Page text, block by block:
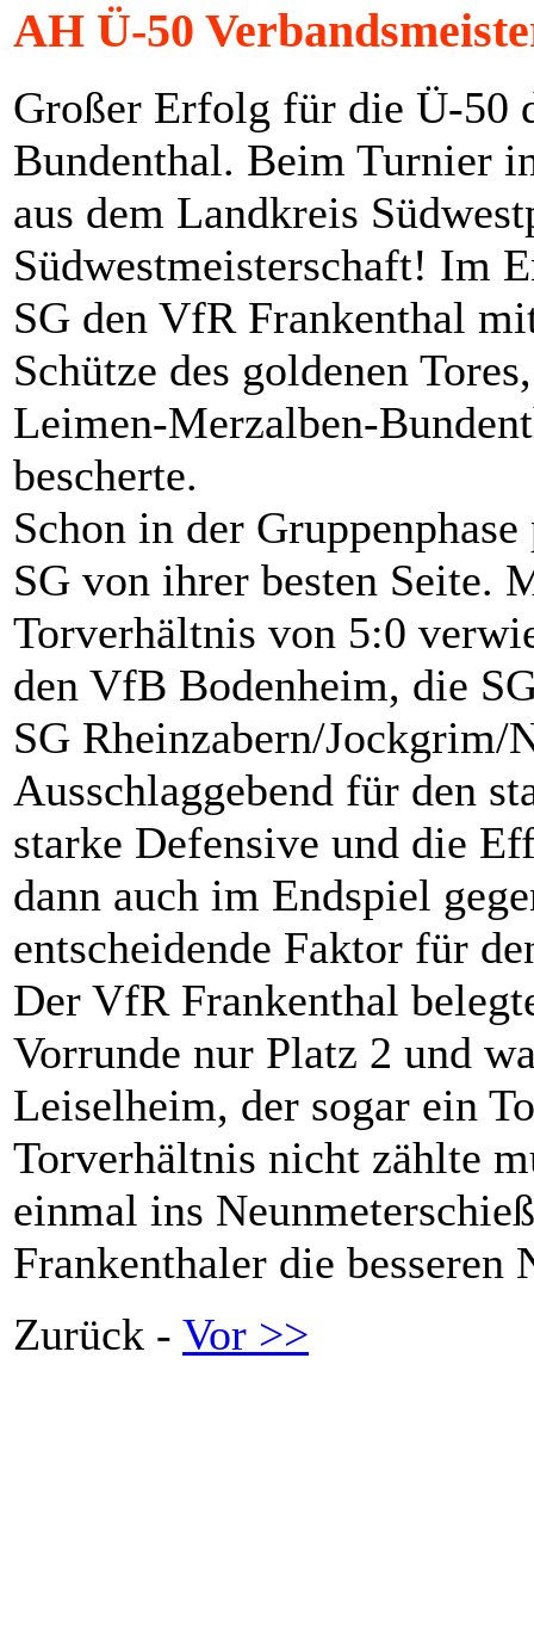
AH Ü-50
Großer Erfolg für die Ü-50
Bundenthal. Beim Turnier
aus dem Landkreis
Südwestmeisterschaft! Im
SG den VfR Frankenthal
Schütze des goldenen
Leimen-Merzalben-
bescherte.
Schon in der
SG von ihrer besten Seite.
Torverhältnis von 5:0
den VfB Bodenheim, die
SG Rheinzabern/Jockgrim/
Ausschlaggebend für den
starke Defensive und die
dann auch im Endspiel
entscheidende Faktor für
Der VfR Frankenthal
Vorrunde nur Platz 2 und
Leiselheim, der sogar ein
Torverhältnis nicht zählte
einmal ins
Frankenthaler die besseren
Zurück - Vor >>